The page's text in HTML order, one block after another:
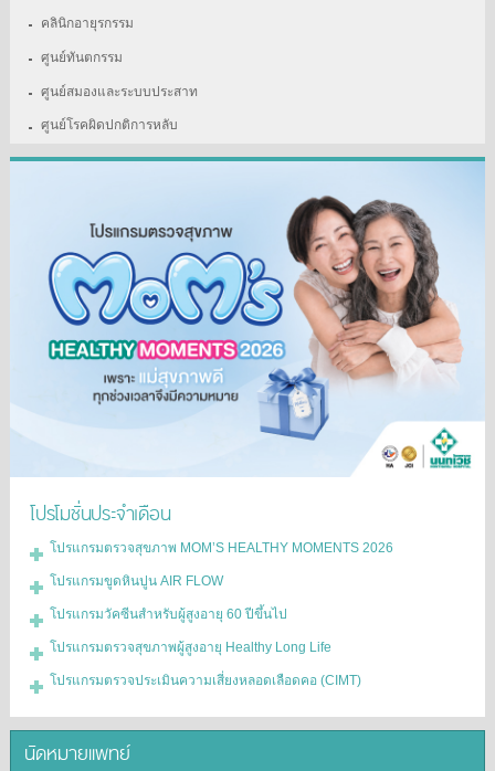
คลินิกอายุรกรรม
ศูนย์ทันตกรรม
ศูนย์สมองและระบบประสาท
ศูนย์โรคผิดปกติการหลับ
โปรโมชั่นประจำเดือน
โปรแกรมตรวจสุขภาพ MOM’S HEALTHY MOMENTS 2026
โปรแกรมขูดหินปูน AIR FLOW
โปรแกรมวัคซีนสำหรับผู้สูงอายุ 60 ปีขึ้นไป
โปรแกรมตรวจสุขภาพผู้สูงอายุ Healthy Long Life
โปรแกรมตรวจประเมินความเสี่ยงหลอดเลือดคอ (CIMT)
นัดหมายแพทย์